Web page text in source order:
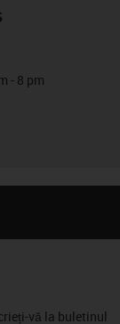
- 8 pm
vă la buletinul